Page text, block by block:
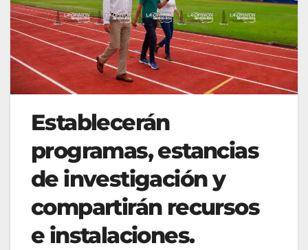
Establecerán
programas, estancias
de investigación y
compartirán recursos
e instalaciones.